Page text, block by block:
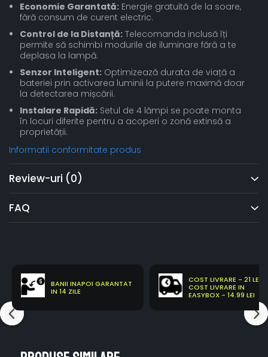
Economie Garantată: Energie gratuită de la soare,
fără consum de curent electric.
Control de la Distanță: Telecomanda inclusă îți
permite să schimbi modurile de iluminare fără a te
deplasa la lampă.
Senzor Inteligent: Optimizează durata de viață a
bateriei prin activarea luminii la putere maximă doar
la detectarea mișcării.
Instalare Rapidă: Setul de 4 lămpi se poate monta
în locuri diferite pentru a acoperi o zonă extinsă a
proprietății.
Informatii conformitate produs
Review-uri (0)
FAQ
BANII INAPOI GARANTAT
IN 14 ZILE
COST LIVRARE - 21 LEI
COST LIVRARE IN
EASYBOX - 14.99 LEI